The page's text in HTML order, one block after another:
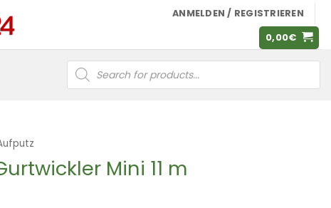
ANMELDEN / REGISTRIEREN
0,00€
Products
search
Mini 11 m